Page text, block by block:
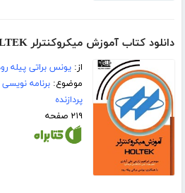
دانلود کتاب آموزش میکروکنترلر HOLTEK
از:یونس براتی پیله
موضوع:برنامه نویسی C
پردازنده
۲۱۹ صفحه